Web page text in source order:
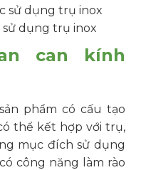
dụng trụ inox
can kính
phẩm có cấu tạo
thể kết hợp với trụ,
mục đích sử dụng
công năng làm rào